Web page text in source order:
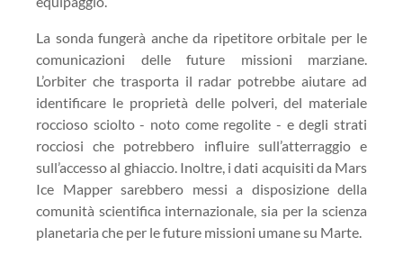
La sonda fungerà anche da ripetitore orbitale per le
comunicazioni delle future missioni marziane.
L’orbiter che trasporta il radar potrebbe aiutare ad
identificare le proprietà delle polveri, del materiale
roccioso sciolto - noto come regolite - e degli strati
rocciosi che potrebbero influire sull’atterraggio e
sull’accesso al ghiaccio. Inoltre, i dati acquisiti da Mars
Ice Mapper sarebbero messi a disposizione della
comunità scientifica internazionale, sia per la scienza
planetaria che per le future missioni umane su Marte.